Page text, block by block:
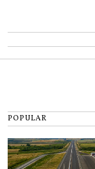
POPULAR